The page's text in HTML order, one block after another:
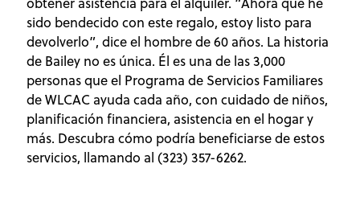
sido bendecido con este regalo, estoy listo para
devolverlo”, dice el hombre de 60 años. La historia
de Bailey no es única. Él es una de las 3,000
personas que el Programa de Servicios Familiares
de WLCAC ayuda cada año, con cuidado de niños,
planificación financiera, asistencia en el hogar y
más. Descubra cómo podría beneficiarse de estos
servicios, llamando al (323) 357-6262.